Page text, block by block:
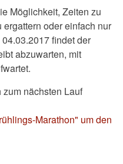
Möglichkeit, Zeiten zu
oder einfach nur
findet der
abzuwarten, mit
nächsten Lauf
Marathon" um den